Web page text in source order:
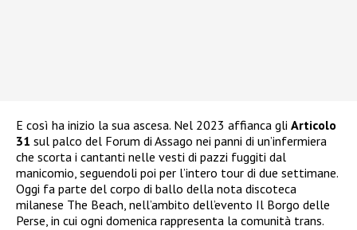
E così ha inizio la sua ascesa. Nel 2023 affianca gli Articolo
31 sul palco del Forum di Assago nei panni di un’infermiera
che scorta i cantanti nelle vesti di pazzi fuggiti dal
manicomio, seguendoli poi per l’intero tour di due settimane.
Oggi fa parte del corpo di ballo della nota discoteca
milanese The Beach, nell’ambito dell’evento Il Borgo delle
Perse, in cui ogni domenica rappresenta la comunità trans.